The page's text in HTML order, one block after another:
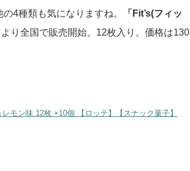
4種類も気になりますね。
「Fit’s(フィッ
り全国で販売開始。12枚入り。価格は130
モン味 12枚 ×10個 【ロッテ】【スナック菓子】